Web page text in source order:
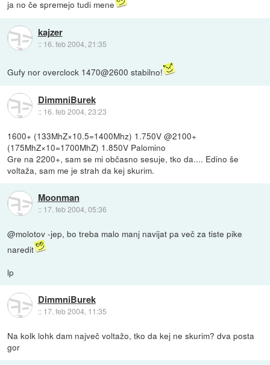
ja no če spremejo tudi mene
kajzer
:: 16. feb 2004, 21:35
Gufy nor overclock 1470@2600 stabilno!
DimmniBurek
:: 16. feb 2004, 23:23
1600+ (133MhZ×10.5=1400Mhz) 1.750V @2100+
(175MhZ×10=1700MhZ) 1.850V Palomino
Gre na 2200+, sam se mi občasno sesuje, tko da.... Edino še
voltaža, sam me je strah da kej skurim.
Moonman
:: 17. feb 2004, 05:36
@molotov -jep, bo treba malo manj navijat pa več za tiste pike
naredit
lp
DimmniBurek
:: 17. feb 2004, 11:35
Na kolk lohk dam največ voltažo, tko da kej ne skurim? dva posta
gor